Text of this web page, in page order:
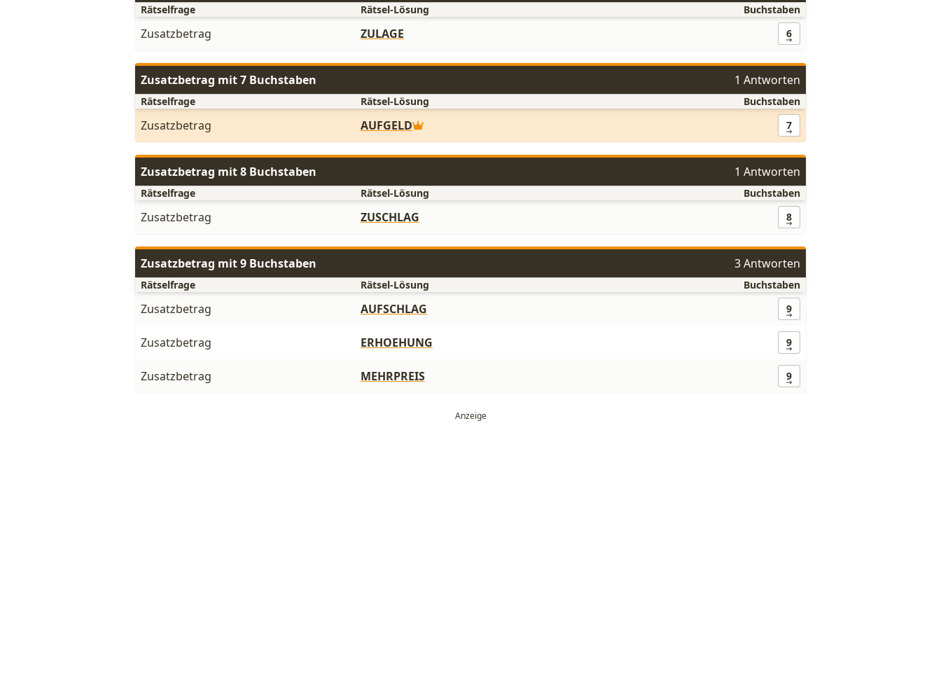
Rätselfrage Rätsel-Lösung Buchstaben
Zusatzbetrag ZULAGE 6
Zusatzbetrag mit 7 Buchstaben 1 Antworten
Rätselfrage Rätsel-Lösung Buchstaben
Zusatzbetrag AUFGELD 7
Zusatzbetrag mit 8 Buchstaben 1 Antworten
Rätselfrage Rätsel-Lösung Buchstaben
Zusatzbetrag ZUSCHLAG 8
Zusatzbetrag mit 9 Buchstaben 3 Antworten
Rätselfrage Rätsel-Lösung Buchstaben
Zusatzbetrag AUFSCHLAG 9
Zusatzbetrag ERHOEHUNG 9
Zusatzbetrag MEHRPREIS 9